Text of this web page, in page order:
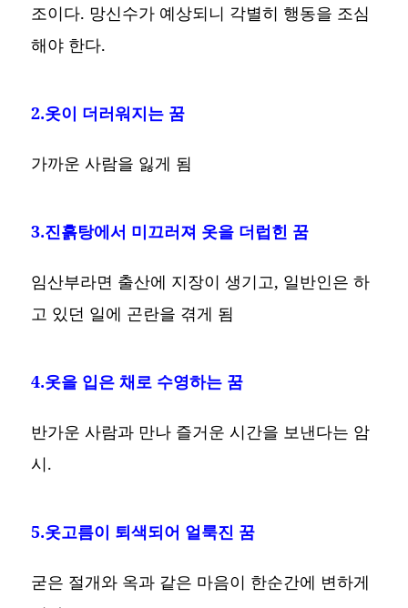
조이다. 망신수가 예상되니 각별히 행동을 조심
해야 한다.
2.옷이 더러워지는 꿈
가까운 사람을 잃게 됨
3.진흙탕에서 미끄러져 옷을 더럽힌 꿈
임산부라면 출산에 지장이 생기고, 일반인은 하
고 있던 일에 곤란을 겪게 됨
4.옷을 입은 채로 수영하는 꿈
반가운 사람과 만나 즐거운 시간을 보낸다는 암
시.
5.옷고름이 퇴색되어 얼룩진 꿈
굳은 절개와 옥과 같은 마음이 한순간에 변하게